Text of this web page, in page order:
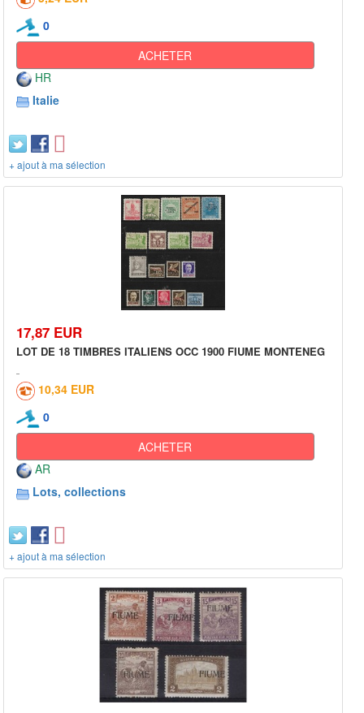
0
ACHETER
HR
Italie
+ ajout à ma sélection
17,87 EUR
LOT DE 18 TIMBRES ITALIENS OCC 1900 FIUME MONTENEG
10,34 EUR
0
ACHETER
AR
Lots, collections
+ ajout à ma sélection